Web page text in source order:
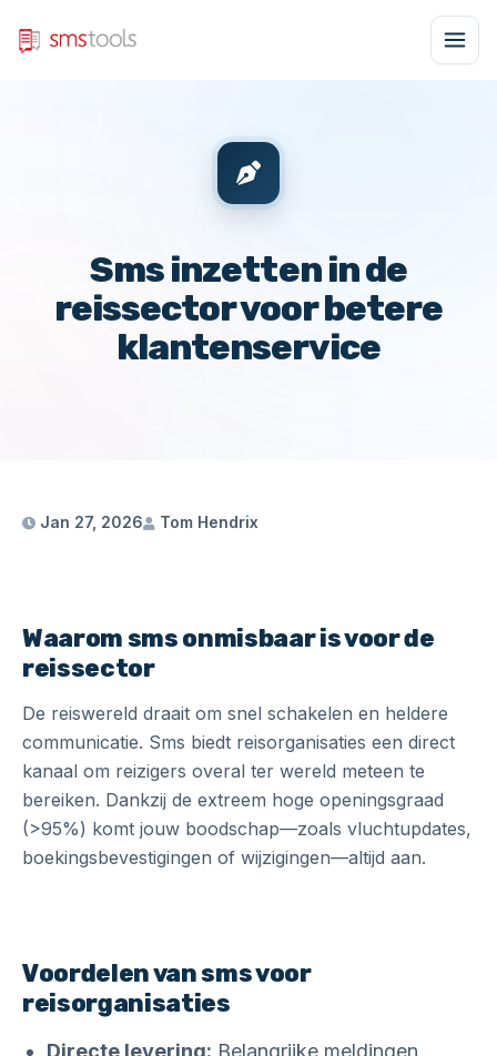
Sms inzetten in de
reissector voor betere
klantenservice
Jan 27, 2026 Tom Hendrix
Waarom sms onmisbaar is voor de
reissector
De reiswereld draait om snel schakelen en heldere
communicatie. Sms biedt reisorganisaties een direct
kanaal om reizigers overal ter wereld meteen te
bereiken. Dankzij de extreem hoge openingsgraad
(>95%) komt jouw boodschap—zoals vluchtupdates,
boekingsbevestigingen of wijzigingen—altijd aan.
Voordelen van sms voor
reisorganisaties
Directe levering: Belangrijke meldingen